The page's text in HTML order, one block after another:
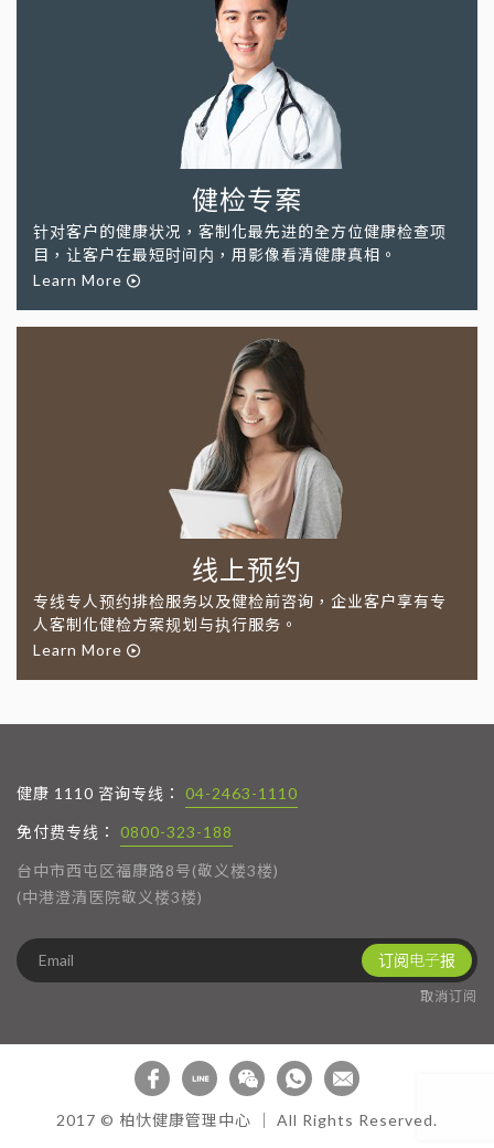
健检专案
针对客户的健康状况，客制化最先进的全方位健康检查项
目，让客户在最短时间内，用影像看清健康真相。
Learn More
线上预约
专线专人预约排检服务以及健检前咨询，企业客户享有专
人客制化健检方案规划与执行服务。
Learn More
健康 1110 咨询专线： 04-2463-1110
免付费专线： 0800-323-188
台中市西屯区福康路8号(敬义楼3楼)
(中港澄清医院敬义楼3楼)
订阅电子报
取消订阅
2017 © 柏忕健康管理中心 │ All Rights Reserved.